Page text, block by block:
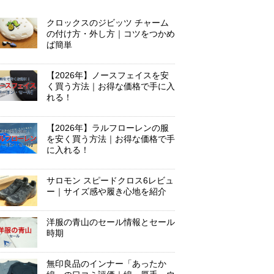
クロックスのジビッツ チャーム
の付け方・外し方｜コツをつかめ
ば簡単
【2026年】ノースフェイスを安
く買う方法｜お得な価格で手に入
れる！
【2026年】ラルフローレンの服
を安く買う方法｜お得な価格で手
に入れる！
サロモン スピードクロス6レビュ
ー｜サイズ感や履き心地を紹介
洋服の青山のセール情報とセール
時期
無印良品のインナー「あったか